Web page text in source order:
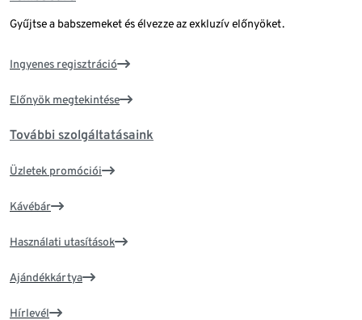
Gyűjtse a babszemeket és élvezze az exkluzív előnyöket.
Ingyenes regisztráció
Előnyök megtekintése
További szolgáltatásaink
Üzletek promóciói
Kávébár
Használati utasítások
Ajándékkártya
Hírlevél